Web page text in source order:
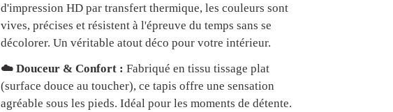
d'impression HD par transfert thermique, les couleurs sont
vives, précises et résistent à l'épreuve du temps sans se
décolorer. Un véritable atout déco pour votre intérieur.
☁️ Douceur & Confort : Fabriqué en tissu tissage plat
(surface douce au toucher), ce tapis offre une sensation
agréable sous les pieds. Idéal pour les moments de détente.